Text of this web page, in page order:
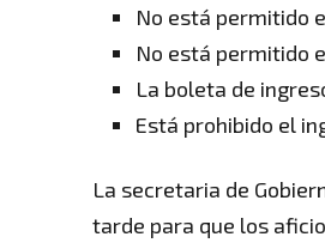
No está permitido
No está permitido
La boleta de
Está prohibido el
La secretaria de
tarde para que los